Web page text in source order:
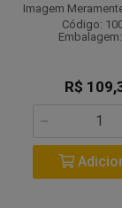
Imagem
Código:
R$